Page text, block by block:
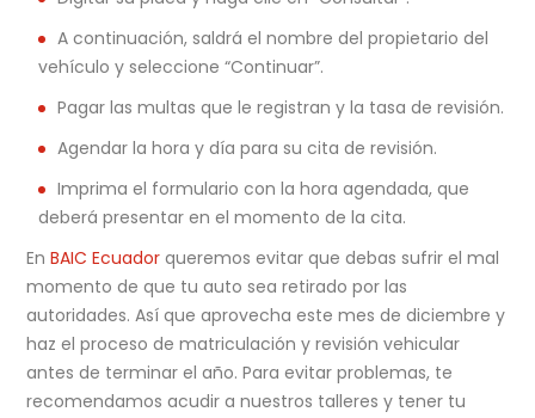
A continuación, saldrá el nombre del propietario del
vehículo y seleccione “Continuar”.
Pagar las multas que le registran y la tasa de revisión.
Agendar la hora y día para su cita de revisión.
Imprima el formulario con la hora agendada, que
deberá presentar en el momento de la cita.
EnBAIC Ecuador queremos evitar que debas sufrir el mal
momento de que tu auto sea retirado por las
autoridades. Así que aprovecha este mes de diciembre y
haz el proceso de matriculación y revisión vehicular
antes de terminar el año. Para evitar problemas, te
recomendamos acudir a nuestros talleres y tener tu